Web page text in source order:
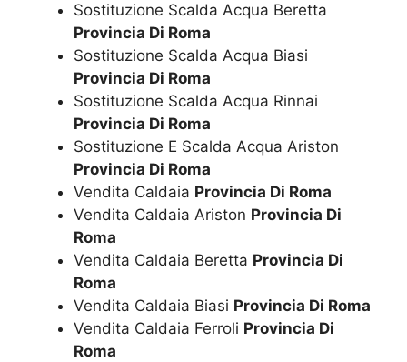
Sostituzione Scalda Acqua Beretta
Provincia Di Roma
Sostituzione Scalda Acqua Biasi
Provincia Di Roma
Sostituzione Scalda Acqua Rinnai
Provincia Di Roma
Sostituzione E Scalda Acqua Ariston
Provincia Di Roma
Vendita Caldaia Provincia Di Roma
Vendita Caldaia Ariston Provincia Di
Roma
Vendita Caldaia Beretta Provincia Di
Roma
Vendita Caldaia Biasi Provincia Di Roma
Vendita Caldaia Ferroli Provincia Di
Roma